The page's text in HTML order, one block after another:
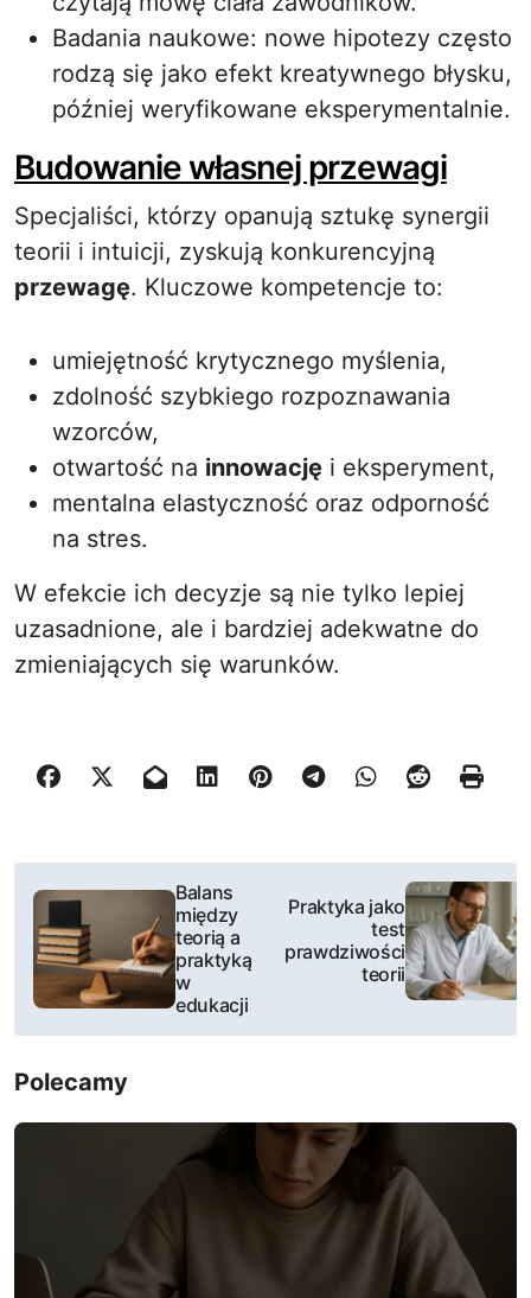
Badania naukowe: nowe hipotezy często
rodzą się jako efekt kreatywnego błysku,
później weryfikowane eksperymentalnie.
Budowanie własnej przewagi
Specjaliści, którzy opanują sztukę synergii
teorii i intuicji, zyskują konkurencyjną
przewagę. Kluczowe kompetencje to:
umiejętność krytycznego myślenia,
zdolność szybkiego rozpoznawania
wzorców,
otwartość na innowację i eksperyment,
mentalna elastyczność oraz odporność
na stres.
W efekcie ich decyzje są nie tylko lepiej
uzasadnione, ale i bardziej adekwatne do
zmieniających się warunków.
N
w
i
g
a
Balans
między
teorią a
praktyką
w
edukacji
Praktyka jako
test
prawdziwości
teorii
Polecamy